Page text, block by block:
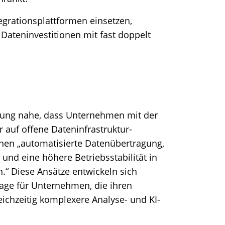
einsetzen,
mit fast doppelt
nahe, dass Unternehmen mit der
auf offene Dateninfrastruktur-
„automatisierte Datenübertragung,
eine höhere Betriebsstabilität in
Diese Ansätze entwickeln sich
für Unternehmen, die ihren
komplexere Analyse- und KI-